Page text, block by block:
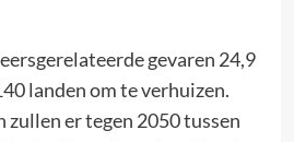
gevaren 24,9
landen om te verhuizen.
zullen er tegen 2050 tussen